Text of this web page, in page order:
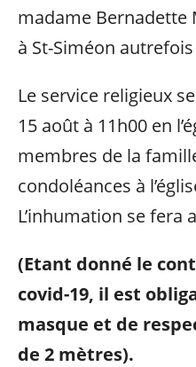
madame Bernadette
à St-Siméon autrefois
Le service religieux
15 août à 11h00 en
membres de la
condoléances à
L’inhumation se fera
(Etant donné le
covid-19, il est
masque et de
de 2 mètres).